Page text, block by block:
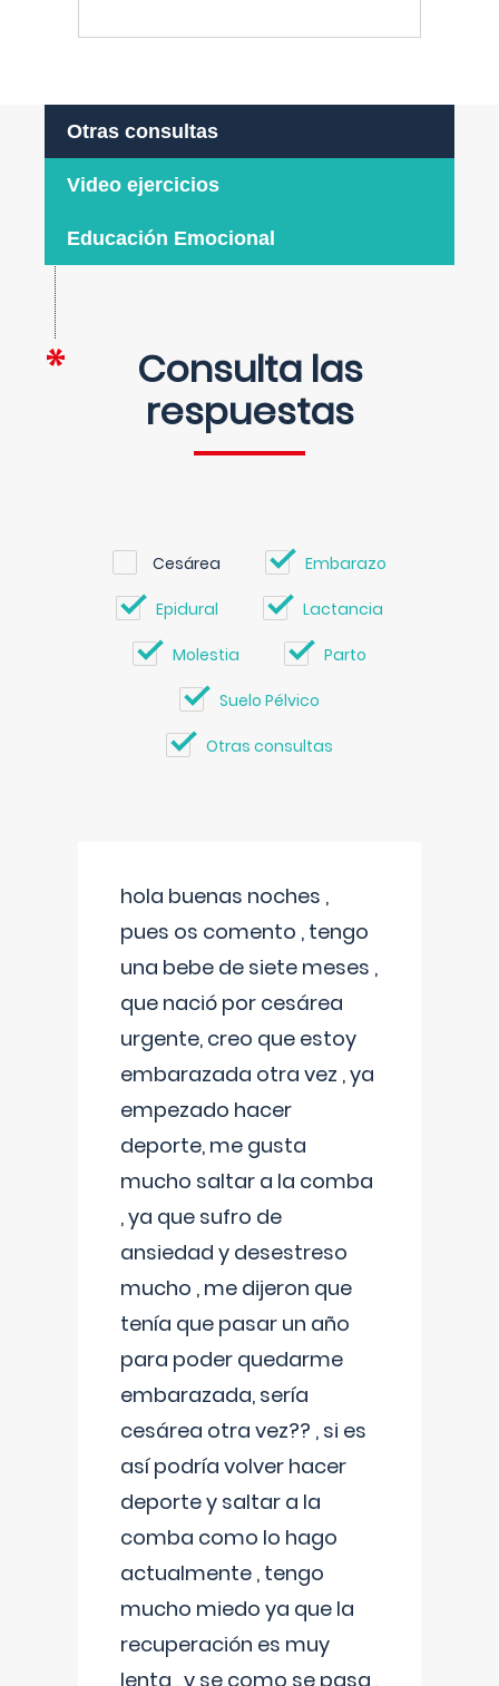
Otras consultas
Video ejercicios
Educación Emocional
Consulta las
respuestas
Cesárea Embarazo
Epidural Lactancia
Molestia Parto
Suelo Pélvico
Otras consultas
hola buenas noches ,
pues os comento , tengo
una bebe de siete meses ,
que nació por cesárea
urgente, creo que estoy
embarazada otra vez , ya
empezado hacer
deporte, me gusta
mucho saltar a la comba
, ya que sufro de
ansiedad y desestreso
mucho , me dijeron que
tenía que pasar un año
para poder quedarme
embarazada, sería
cesárea otra vez?? , si es
así podría volver hacer
deporte y saltar a la
comba como lo hago
actualmente , tengo
mucho miedo ya que la
recuperación es muy
lenta , y se como se pasa ,